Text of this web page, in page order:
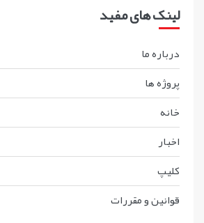
لینک های مفید
درباره ما
پروژه ها
خانه
اخبار
کليپ
قوانين و مقررات